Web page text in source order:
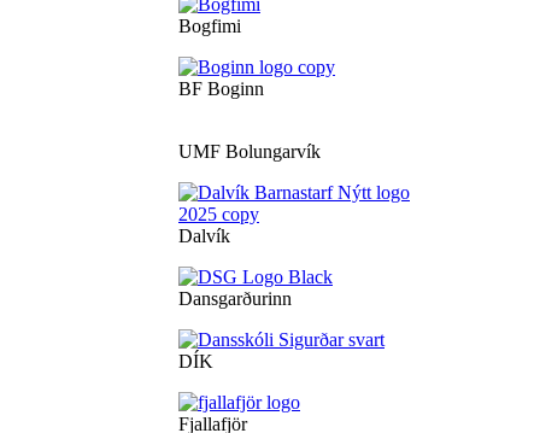
Bogfimi
BF Boginn
UMF Bolungarvík
Dalvík
Dansgarðurinn
DÍK
Fjallafjör